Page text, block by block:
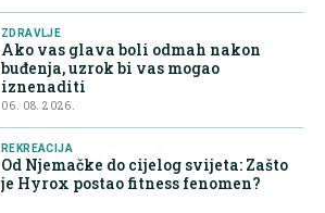
ZDRAVLJE
Ako vas glava boli odmah nakon
buđenja, uzrok bi vas mogao
iznenaditi
06. 08. 2026.
REKREACIJA
Od Njemačke do cijelog svijeta: Zašto
je Hyrox postao fitness fenomen?